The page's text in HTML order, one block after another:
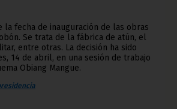
la fecha de inauguración de las obras
Se trata de la fábrica de atún, el
entre otras. La decisión ha sido
14 de abril, en una sesión de trabajo
Obiang Mangue.